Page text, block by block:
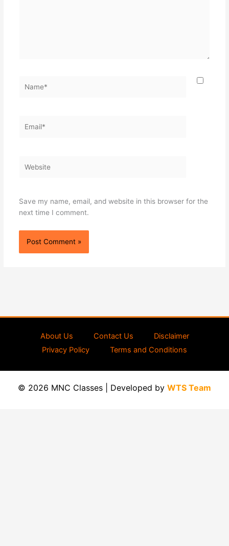
Save my name, email, and website in this browser for the
next time I comment.
About Us Contact Us
Disclaimer
Privacy Policy
Terms and Conditions
© 2026 MNC Classes | Developed by WTS Team